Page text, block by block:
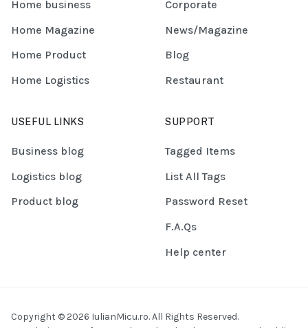
Home business
Home Magazine
Home Product
Home Logistics
Corporate
News/Magazine
Blog
Restaurant
USEFUL LINKS
Business blog
Logistics blog
Product blog
SUPPORT
Tagged Items
List All Tags
Password Reset
F.A.Qs
Help center
Copyright © 2026 IulianMicu.ro. All Rights Reserved.